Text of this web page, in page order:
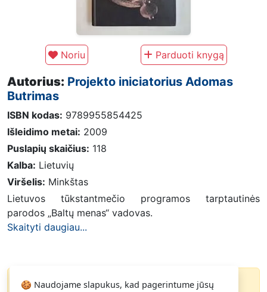
🍪 Naudojame slapukus, kad pagerintume jūsų
Noriu Parduoti knygą
Autorius: Projekto iniciatorius Adomas
Butrimas
ISBN kodas: 9789955854425
Išleidimo metai: 2009
Puslapių skaičius: 118
Kalba: Lietuvių
Viršelis: Minkštas
Lietuvos tūkstantmečio programos tarptautinės
parodos „Baltų menas“ vadovas.
Skaityti daugiau...
Knyga parduota